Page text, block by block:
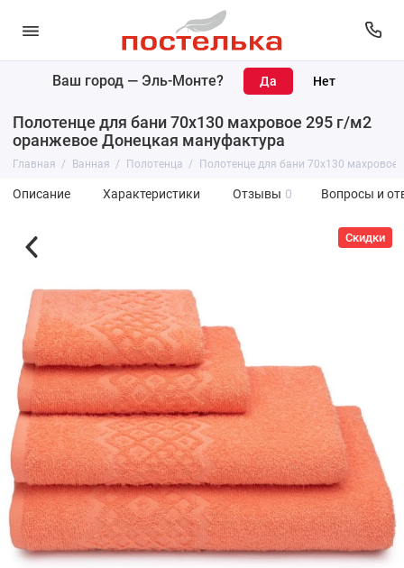
Ваш город — Эль-Монте?
Полотенце для бани 70х130 махровое 295 г/м2
оранжевое Донецкая мануфактура
Главная Ванная Полотенца Полотенце для бани 70х130
Описание Характеристики Отзывы 0 Вопросы и
Скидки